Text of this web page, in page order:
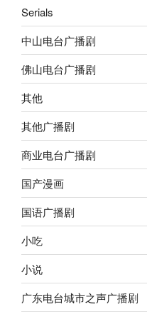
Serials
中山电台广播剧
佛山电台广播剧
其他
其他广播剧
商业电台广播剧
国产漫画
国语广播剧
小吃
小说
广东电台城市之声广播剧